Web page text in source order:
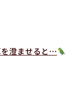
を澄ませると…